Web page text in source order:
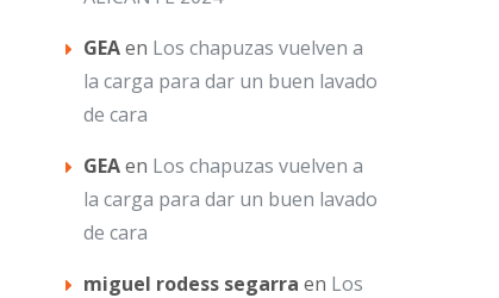
GEAen Los chapuzas vuelven a
la carga para dar un buen lavado
de cara
GEAen Los chapuzas vuelven a
la carga para dar un buen lavado
de cara
miguel rodess segarra en Los